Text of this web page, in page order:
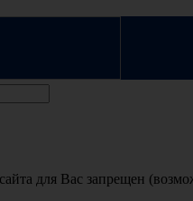
для Вас запрещен